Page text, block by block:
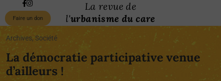
Faire un don
La revue de
l'urbanisme du care
Archives, Société
La démocratie participative venue
d’ailleurs !